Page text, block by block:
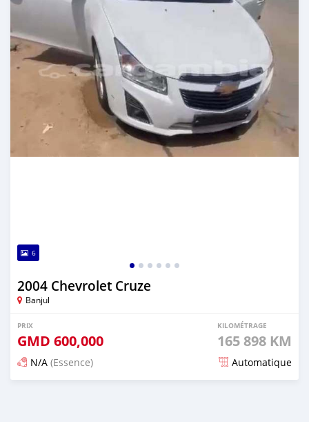
6
2004 Chevrolet Cruze
Banjul
PRIX
GMD 600,000
KILOMÉTRAGE
165 898 KM
N/A (Essence) Automatique